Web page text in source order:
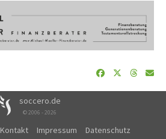
soccero.de
© 2006 - 2026
Kontakt Impressum Datenschutz